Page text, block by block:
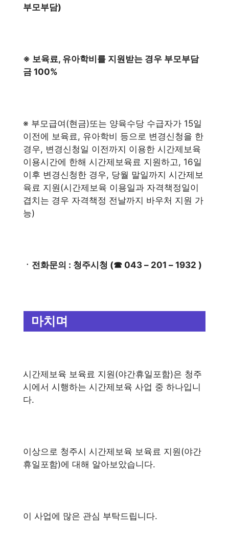
부모부담)
※ 보육료, 유아학비를 지원받는 경우 부모부담
금 100%
※ 부모급여(현금)또는 양육수당 수급자가 15일
이전에 보육료, 유아학비 등으로 변경신청을 한
경우, 변경신청일 이전까지 이용한 시간제보육
이용시간에 한해 시간제보육료 지원하고, 16일
이후 변경신청한 경우, 당월 말일까지 시간제보
육료 지원(시간제보육 이용일과 자격책정일이
겹치는 경우 자격책정 전날까지 바우처 지원 가
능)
ㆍ전화문의 : 청주시청 (☎ 043 – 201 – 1932 )
마치며
시간제보육 보육료 지원(야간휴일포함)은 청주
시에서 시행하는 시간제보육 사업 중 하나입니
다.
이상으로 청주시 시간제보육 보육료 지원(야간
휴일포함)에 대해 알아보았습니다.
이 사업에 많은 관심 부탁드립니다.